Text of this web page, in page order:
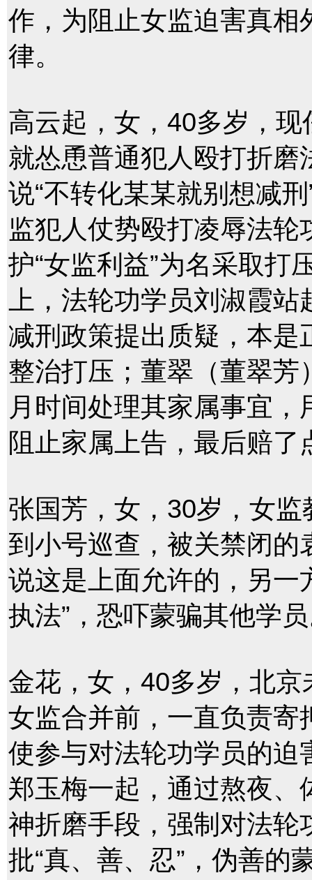
作，为阻止女监迫害真
律。
高云起，女，40多岁，
就怂恿普通犯人殴打折
说“不转化某某就别想减
监犯人仗势殴打凌辱法
护“女监利益”为名采取打
上，法轮功学员刘淑霞
减刑政策提出质疑，本
整治打压；董翠（董翠
月时间处理其家属事宜
阻止家属上告，最后赔了
张国芳，女，30岁，女
到小号巡查，被关禁闭
说这是上面允许的，另一
执法”，恐吓蒙骗其他学
金花，女，40多岁，北
女监合并前，一直负责
使参与对法轮功学员的
郑玉梅一起，通过熬夜
神折磨手段，强制对法
批“真、善、忍”，伪善的